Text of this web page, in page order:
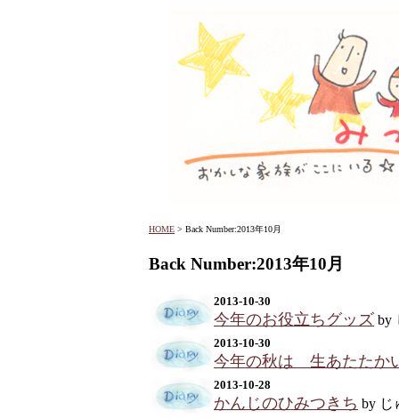
HOME > Back Number:2013年10月
Back Number:2013年10月
2013-10-30
今年のお役立ちグッズ by
2013-10-30
今年の秋は 生あたたか
2013-10-28
かんじのひみつきち by じ